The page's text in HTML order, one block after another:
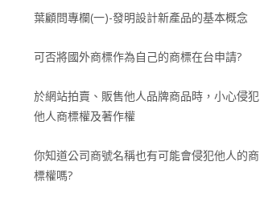
葉顧問專欄(一)-發明設計新產品的基本概念
可否將國外商標作為自己的商標在台申請?
於網站拍賣、販售他人品牌商品時，小心侵犯
他人商標權及著作權
你知道公司商號名稱也有可能會侵犯他人的商
標權嗎?